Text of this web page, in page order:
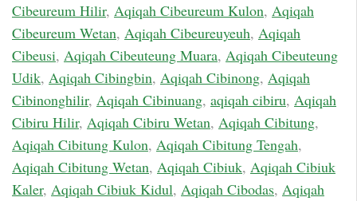
Cibeureum Hilir, Aqiqah Cibeureum Kulon, Aqiqah
Cibeureum Wetan, Aqiqah Cibeureuyeuh, Aqiqah
Cibeusi, Aqiqah Cibeuteung Muara, Aqiqah Cibeuteung
Udik, Aqiqah Cibingbin, Aqiqah Cibinong, Aqiqah
Cibinonghilir, Aqiqah Cibinuang, aqiqah cibiru, Aqiqah
Cibiru Hilir, Aqiqah Cibiru Wetan, Aqiqah Cibitung,
Aqiqah Cibitung Kulon, Aqiqah Cibitung Tengah,
Aqiqah Cibitung Wetan, Aqiqah Cibiuk, Aqiqah Cibiuk
Kaler, Aqiqah Cibiuk Kidul, Aqiqah Cibodas, Aqiqah